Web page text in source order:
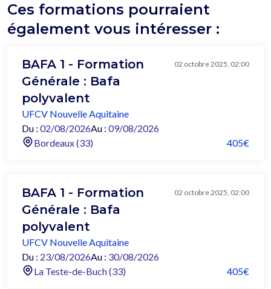
Ces formations pourraient
également vous intéresser :
BAFA 1 - Formation
Générale : Bafa
polyvalent
02 octobre 2025, 02:00
UFCV Nouvelle Aquitaine
Du : 02/08/2026Au : 09/08/2026
Bordeaux (33)
405€
BAFA 1 - Formation
Générale : Bafa
polyvalent
02 octobre 2025, 02:00
UFCV Nouvelle Aquitaine
Du : 23/08/2026Au : 30/08/2026
La Teste-de-Buch (33)
405€